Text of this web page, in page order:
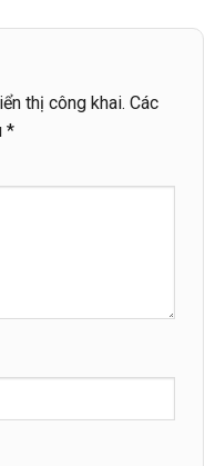
thị công khai. Các
*